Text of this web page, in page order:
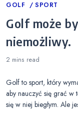
Categories
GOLF SPORT
Golf może
niemożliwy.
2 mins read
Golf to sport, który
aby nauczyć się grać w
się w niej biegłym. Ale